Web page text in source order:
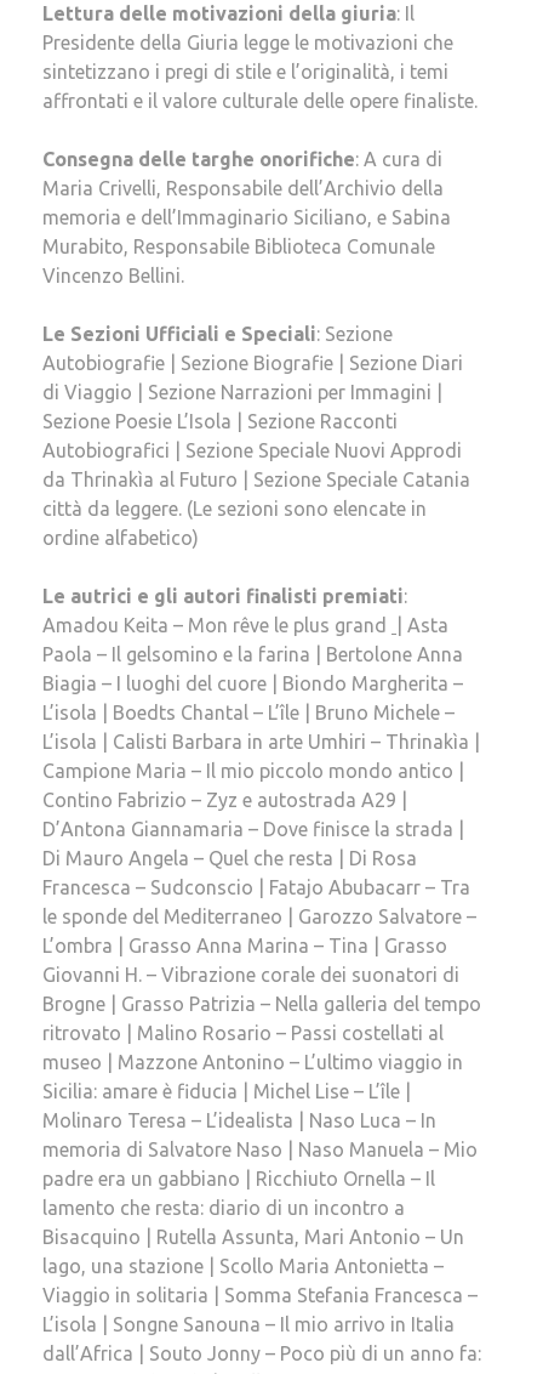
Lettura delle motivazioni della giuria: Il
Presidente della Giuria legge le motivazioni che
sintetizzano i pregi di stile e l’originalità, i temi
affrontati e il valore culturale delle opere finaliste.
Consegna delle targhe onorifiche: A cura di
Maria Crivelli, Responsabile dell’Archivio della
memoria e dell’Immaginario Siciliano, e Sabina
Murabito, Responsabile Biblioteca Comunale
Vincenzo Bellini.
Le Sezioni Ufficiali e Speciali: Sezione
Autobiografie | Sezione Biografie | Sezione Diari
di Viaggio | Sezione Narrazioni per Immagini |
Sezione Poesie L’Isola | Sezione Racconti
Autobiografici | Sezione Speciale Nuovi Approdi
da Thrinakìa al Futuro | Sezione Speciale Catania
città da leggere. (Le sezioni sono elencate in
ordine alfabetico)
Le autrici e gli autori finalisti premiati:
Amadou Keita – Mon rêve le plus grand
| Asta
Paola – Il gelsomino e la farina | Bertolone Anna
Biagia – I luoghi del cuore | Biondo Margherita –
L’isola | Boedts Chantal – L’île | Bruno Michele –
L’isola | Calisti Barbara in arte Umhiri – Thrinakìa |
Campione Maria – Il mio piccolo mondo antico |
Contino Fabrizio – Zyz e autostrada A29 |
D’Antona Giannamaria – Dove finisce la strada |
Di Mauro Angela – Quel che resta | Di Rosa
Francesca – Sudconscio | Fatajo Abubacarr – Tra
le sponde del Mediterraneo | Garozzo Salvatore –
L’ombra | Grasso Anna Marina – Tina | Grasso
Giovanni H. – Vibrazione corale dei suonatori di
Brogne | Grasso Patrizia – Nella galleria del tempo
ritrovato | Malino Rosario – Passi costellati al
museo | Mazzone Antonino – L’ultimo viaggio in
Sicilia: amare è fiducia | Michel Lise – L’île |
Molinaro Teresa – L’idealista | Naso Luca – In
memoria di Salvatore Naso | Naso Manuela – Mio
padre era un gabbiano | Ricchiuto Ornella – Il
lamento che resta: diario di un incontro a
Bisacquino | Rutella Assunta, Mari Antonio – Un
lago, una stazione | Scollo Maria Antonietta –
Viaggio in solitaria | Somma Stefania Francesca –
L’isola | Songne Sanouna – Il mio arrivo in Italia
dall’Africa | Souto Jonny – Poco più di un anno fa: